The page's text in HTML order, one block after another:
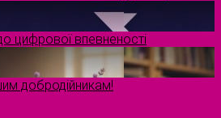
цифрової впевненості
добродійникам!